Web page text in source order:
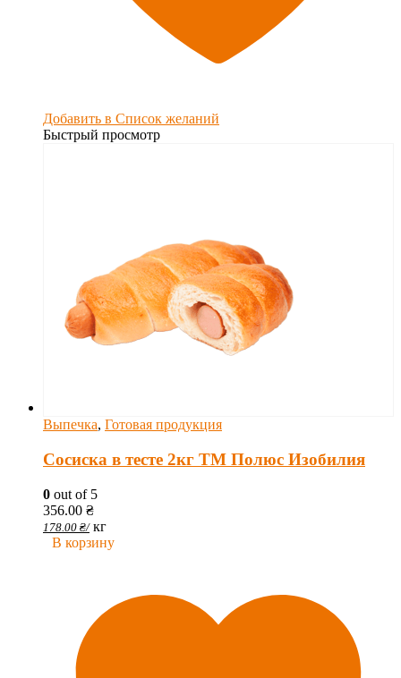
Добавить в Список желаний
Быстрый просмотр
Выпечка, Готовая продукция
Сосиска в тесте 2кг ТМ Полюс Изобилия
0 out of 5
356.00 ₴
178.00 ₴/ кг
В корзину